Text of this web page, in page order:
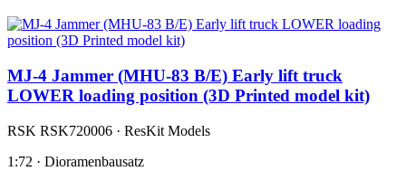
MJ-4 Jammer (MHU-83 B/E) Early lift truck
LOWER loading position (3D Printed model kit)
RSK RSK720006 · ResKit Models
1:72 · Dioramenbausatz